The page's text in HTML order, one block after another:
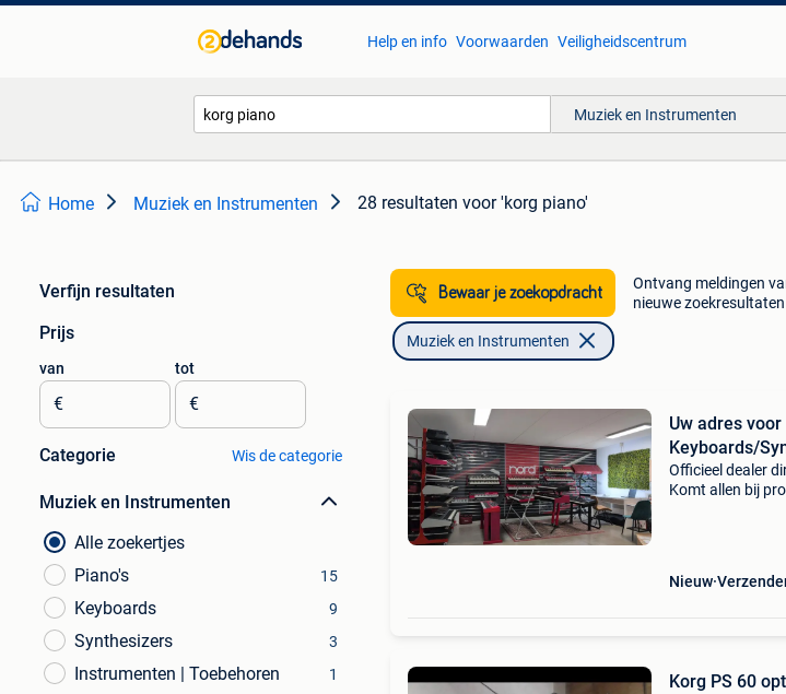
Help en info Voorwaarden Veiligheidscentrum
Muziek en Instrumenten
Home Muziek en Instrumenten 28 resultaten voor 'korg piano'
Verfijn resultaten
Prijs
van
€
tot
€
Categorie Wis de categorie
Muziek en Instrumenten
Alle zoekertjes
Piano's
15
Keyboards 9
Synthesizers 3
Instrumenten | Toebehoren 1
Bewaar je zoekopdracht
Ontvang meldingen
nieuwe zoekresultaten
Muziek en Instrumenten
Uw adres voor
Keyboards/
Prosq
Officieel dealer
Komt allen bij
Nieuw
Korg PS 60